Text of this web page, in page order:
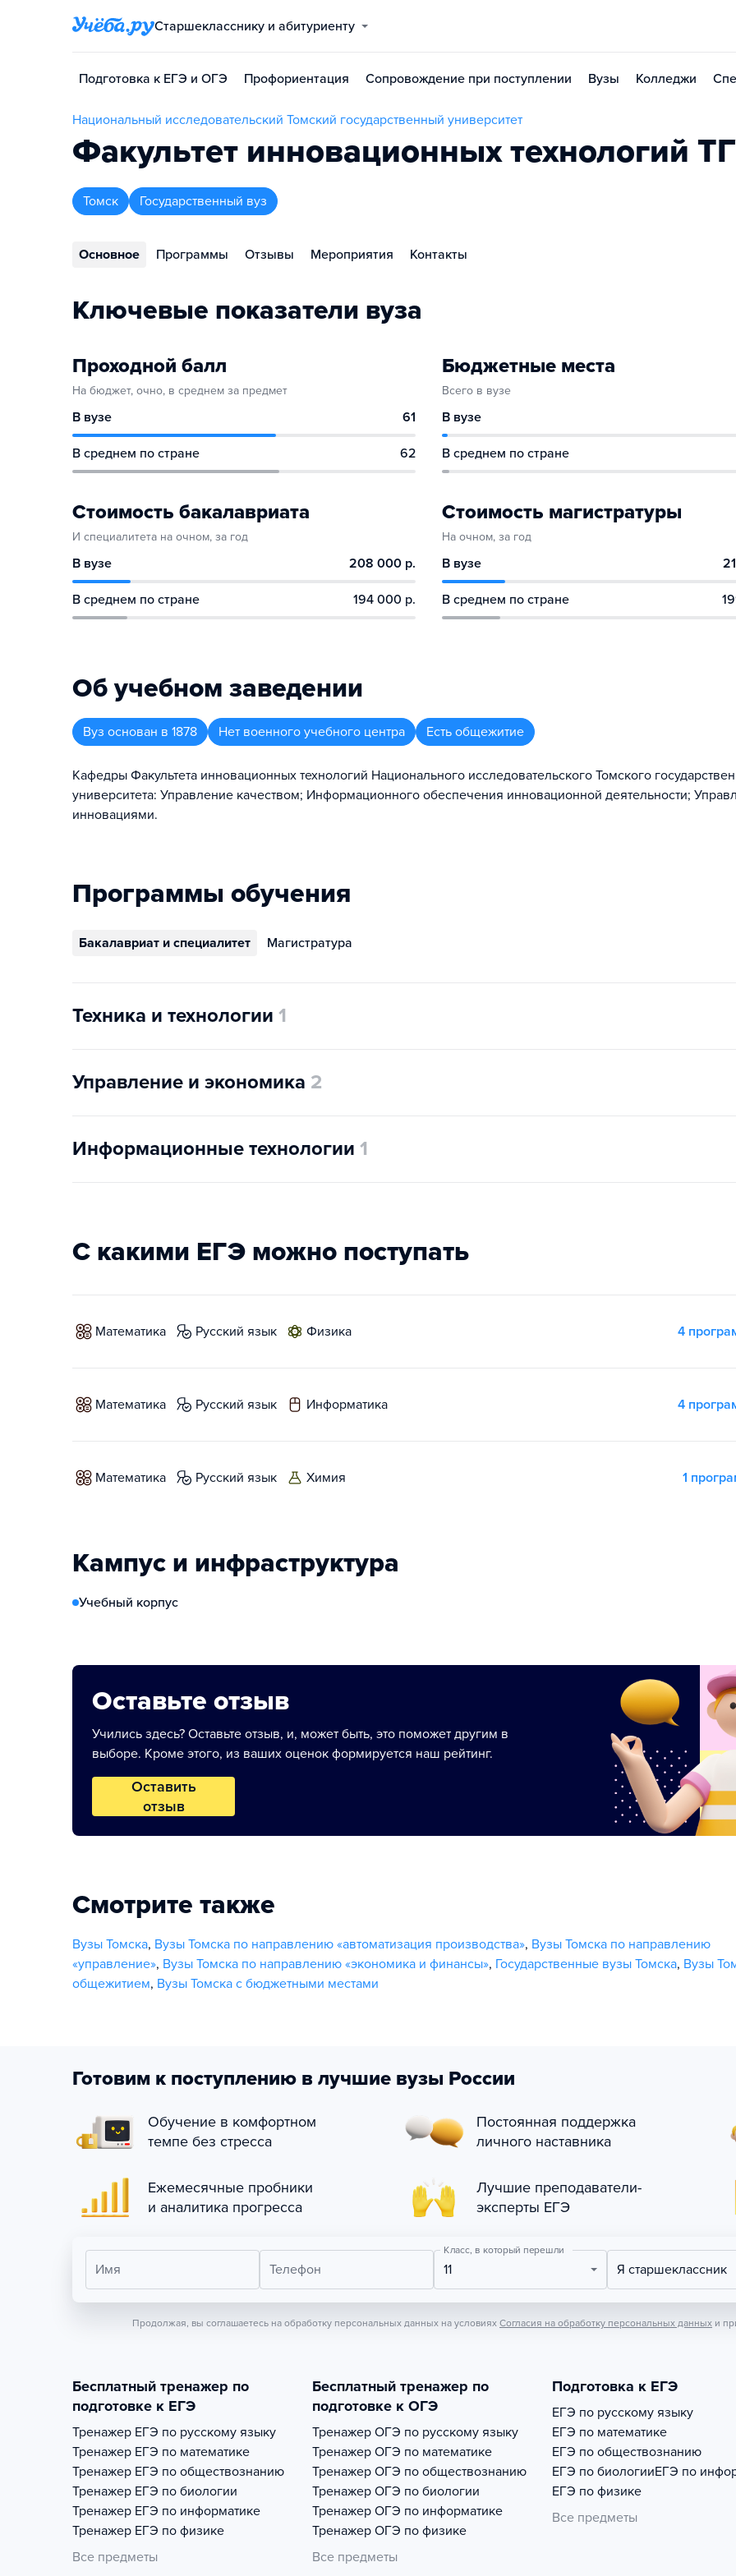
Старшекласснику и абитуриенту
Подготовка к ЕГЭ и ОГЭ Профориентация Сопровождение при поступлении Вузы Колледжи
Национальный исследовательский Томский государственный университет
Факультет инновационных технологий
Томск Государственный вуз
Основное Программы Отзывы Мероприятия Контакты
Ключевые показатели вуза
Проходной балл
На бюджет, очно, в среднем за предмет
В вузе 61
В среднем по стране 62
Бюджетные места
Всего в вузе
В вузе
В среднем по стране
Стоимость бакалавриата
И специалитета на очном, за год
В вузе 208 000 р.
В среднем по стране 194 000 р.
Стоимость магистратуры
На очном, за год
В вузе
В среднем по стране
Об учебном заведении
Вуз основан в 1878 Нет военного учебного центра Есть общежитие
Кафедры Факультета инновационных технологий Национального исследовательского Томского
университета: Управление качеством; Информационного обеспечения инновационной деятельности;
инновациями.
Программы обучения
Бакалавриат и специалитет Магистратура
Техника и технологии 1
Управление и экономика 2
Информационные технологии 1
С какими ЕГЭ можно поступать
математика русский язык физика 4
математика русский язык информатика 4
математика русский язык химия 1
Кампус и инфраструктура
Учебный корпус
Оставьте отзыв
Учились здесь? Оставьте отзыв, и, может быть, это поможет другим в
выборе. Кроме этого, из ваших оценок формируется наш рейтинг.
Оставить
отзыв
Смотрите также
Вузы Томска, Вузы Томска по направлению «автоматизация производства», Вузы Томска по направлению
«управление», Вузы Томска по направлению «экономика и финансы», Государственные вузы Томска, Вузы
общежитием, Вузы Томска с бюджетными местами
Готовим к поступлению в лучшие вузы России
Обучение в комфортном
темпе без стресса
Постоянная поддержка
личного наставника
Ежемесячные пробники
и аналитика прогресса
Лучшие преподаватели-
эксперты ЕГЭ
Имя Телефон
Класс, в который перешли
11 Я старшеклассник
Продолжая, вы соглашаетесь на обработку персональных данных на условиях Согласия на обработку персональных данных и
Бесплатный тренажер по
подготовке к ЕГЭ
Тренажер ЕГЭ по русскому языку
Тренажер ЕГЭ по математике
Тренажер ЕГЭ по обществознанию
Тренажер ЕГЭ по биологии
Тренажер ЕГЭ по информатике
Тренажер ЕГЭ по физике
Все предметы
Бесплатный тренажер по
подготовке к ОГЭ
Тренажер ОГЭ по русскому языку
Тренажер ОГЭ по математике
Тренажер ОГЭ по обществознанию
Тренажер ОГЭ по биологии
Тренажер ОГЭ по информатике
Тренажер ОГЭ по физике
Все предметы
Подготовка к ЕГЭ
ЕГЭ по русскому языку
ЕГЭ по математике
ЕГЭ по обществознанию
ЕГЭ по биологииЕГЭ по
ЕГЭ по физике
Все предметы